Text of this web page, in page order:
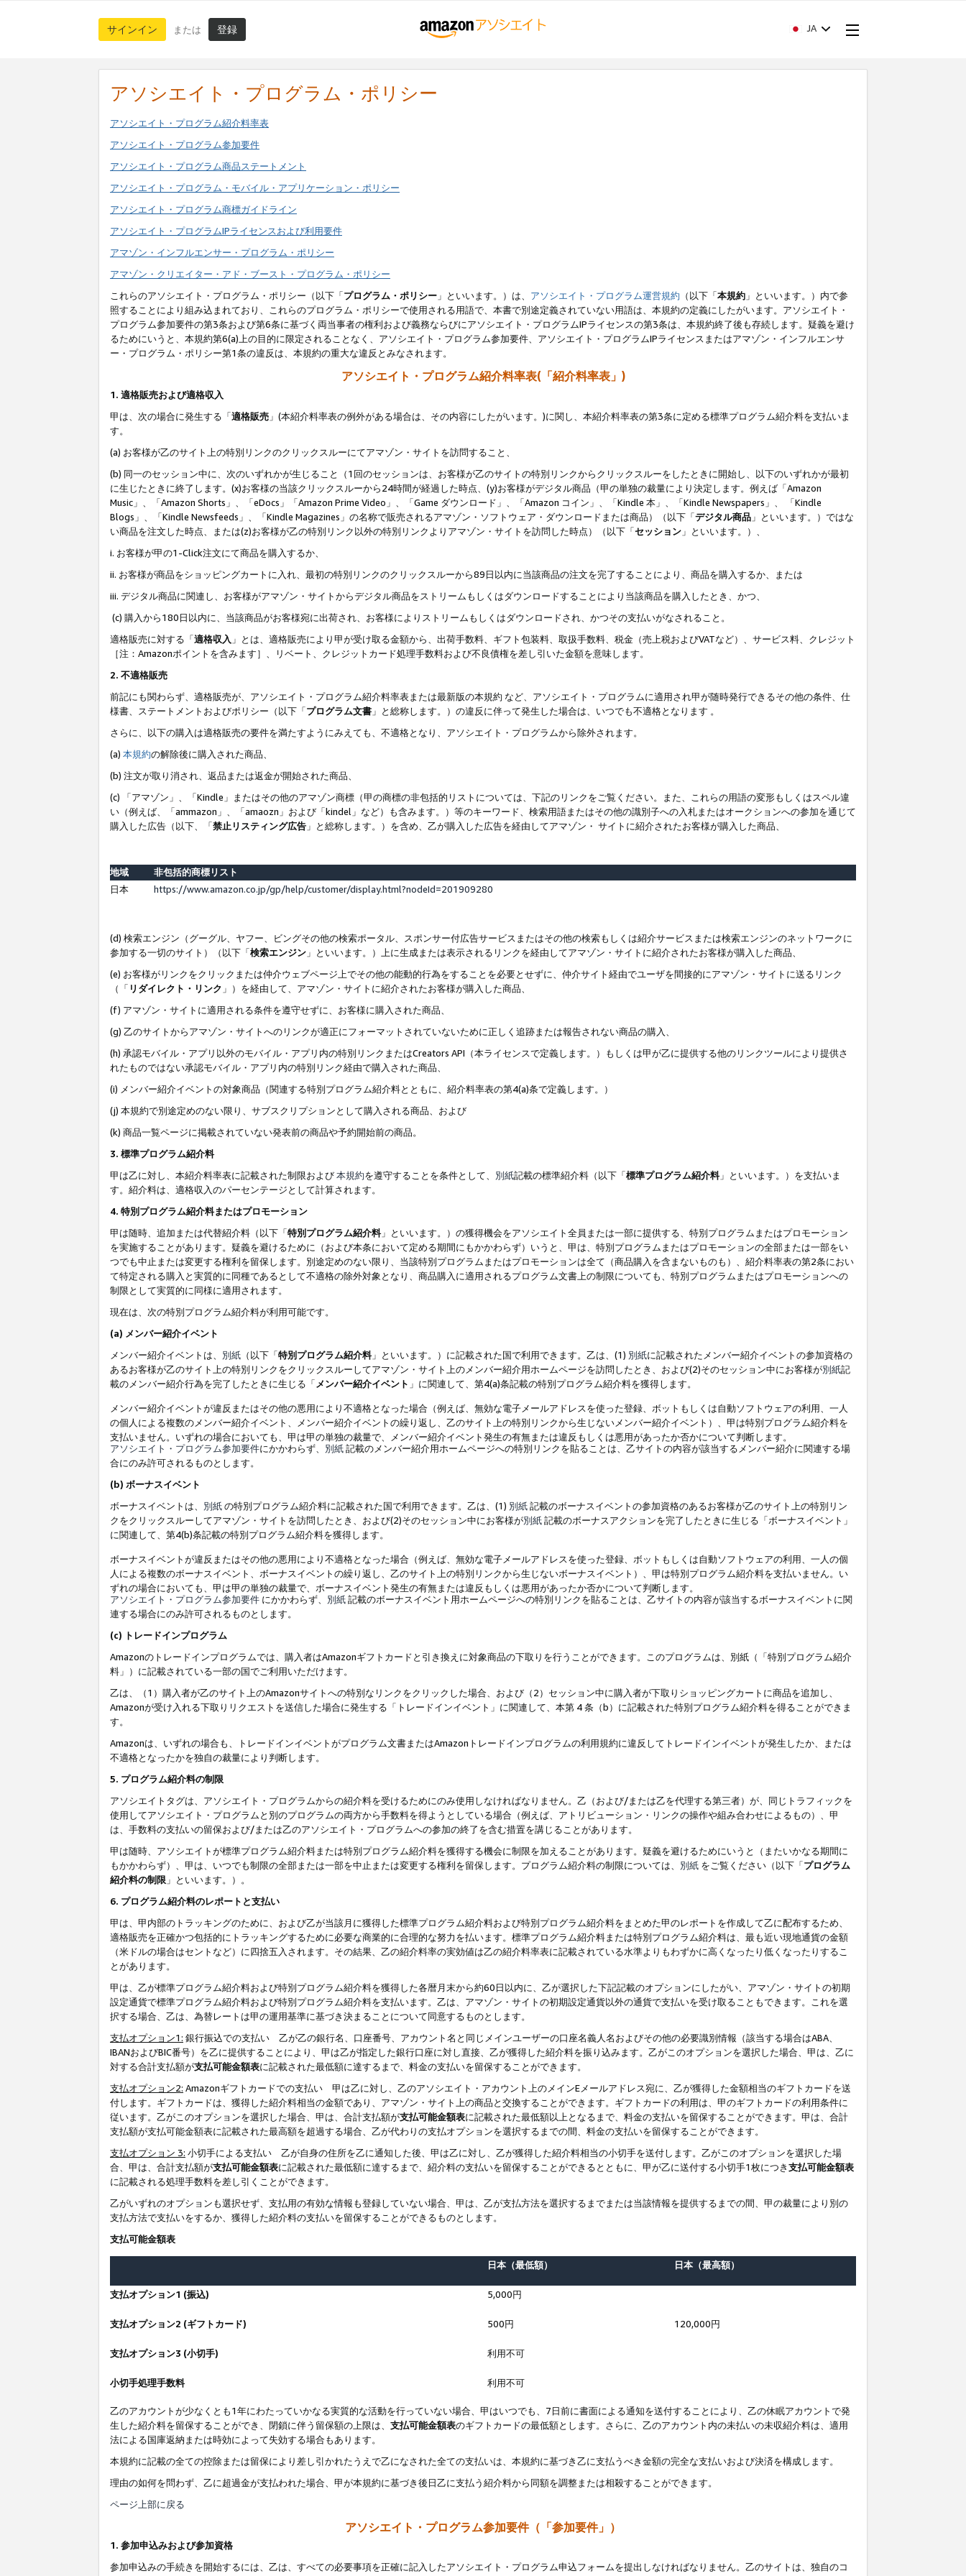
サインイン または 登録 JA
アソシエイト・プログラム・ポリシー
アソシエイト・プログラム紹介料率表
アソシエイト・プログラム参加要件
アソシエイト・プログラム商品ステートメント
アソシエイト・プログラム・モバイル・アプリケーション・ポリシー
アソシエイト・プログラム商標ガイドライン
アソシエイト・プログラムIPライセンスおよび利用要件
アマゾン・インフルエンサー・プログラム・ポリシー
アマゾン・クリエイター・アド・ブースト・プログラム・ポリシー
これらのアソシエイト・プログラム・ポリシー（以下「プログラム・ポリシー 」といいます。）は、 アソシエイト・プログラム運営規約 （以下「本規約 」といいます。）内で参
照することにより組み込まれており、これらのプログラム・ポリシーで使用される用語で、本書で別途定義されていない用語は、本規約の定義にしたがいます。アソシエイト・
プログラム参加要件の第3条および第6条に基づく両当事者の権利および義務ならびにアソシエイト・プログラムIPライセンスの第3条は、本規約終了後も存続します。疑義を避け
るためにいうと、本規約第6(a)上の目的に限定されることなく、アソシエイト・プログラム参加要件、アソシエイト・プログラムIPライセンスまたはアマゾン・インフルエンサ
ー・プログラム・ポリシー第1条の違反は、本規約の重大な違反とみなされます。
アソシエイト・プログラム紹介料率表(「紹介料率表」)
1. 適格販売および適格収入
甲は、次の場合に発生する「適格販売 」(本紹介料率表の例外がある場合は、その内容にしたがいます。)に関し、本紹介料率表の第3条に定める標準プログラム紹介料を支払いま
す。
(a) お客様が乙のサイト上の特別リンクのクリックスルーにてアマゾン・サイトを訪問すること、
(b) 同一のセッション中に、次のいずれかが生じること（1回のセッションは、お客様が乙のサイトの特別リンクからクリックスルーをしたときに開始し、以下のいずれかが最初
に生じたときに終了します。(x)お客様の当該クリックスルーから24時間が経過した時点、(y)お客様がデジタル商品（甲の単独の裁量により決定します。例えば「Amazon
Music」、「Amazon Shorts」、「eDocs」「Amazon Prime Video」、「Game ダウンロード」、「Amazon コイン」、「Kindle 本」、「Kindle Newspapers」、 「Kindle
Blogs」、「Kindle Newsfeeds」、「Kindle Magazines」の名称で販売されるアマゾン・ソフトウェア・ダウンロードまたは商品）（以下「デジタル商品 」といいます。）ではな
い商品を注文した時点、または(z)お客様が乙の特別リンク以外の特別リンクよりアマゾン・サイトを訪問した時点）（以下「セッション 」といいます。）、
i. お客様が甲の1-Click注文にて商品を購入するか、
ii. お客様が商品をショッピングカートに入れ、最初の特別リンクのクリックスルーから89日以内に当該商品の注文を完了することにより、商品を購入するか、または
iii. デジタル商品に関連し、お客様がアマゾン・サイトからデジタル商品をストリームもしくはダウンロードすることにより当該商品を購入したとき、かつ、
(c) 購入から180日以内に、当該商品がお客様宛に出荷され、お客様によりストリームもしくはダウンロードされ、かつその支払いがなされること。
適格販売に対する「適格収入 」とは、適格販売により甲が受け取る金額から、出荷手数料、ギフト包装料、取扱手数料、税金（売上税およびVATなど）、サービス料、クレジット
［注：Amazonポイントを含みます］、リベート、クレジットカード処理手数料および不良債権を差し引いた金額を意味します。
2. 不適格販売
前記にも関わらず、適格販売が、アソシエイト・プログラム紹介料率表または最新版の本規約 など、アソシエイト・プログラムに適用され甲が随時発行できるその他の条件、仕
様書、ステートメントおよびポリシー（以下「プログラム文書 」と総称します。）の違反に伴って発生した場合は、いつでも不適格となります 。
さらに、以下の購入は適格販売の要件を満たすようにみえても、不適格となり、アソシエイト・プログラムから除外されます。
(a) 本規約の解除後に購入された商品、
(b) 注文が取り消され、返品または返金が開始された商品、
(c) 「アマゾン」、「Kindle」またはその他のアマゾン商標（甲の商標の非包括的リストについては、下記のリンクをご覧ください。また、これらの用語の変形もしくはスペル違
い（例えば、「ammazon」、「amaozn」および「kindel」など）も含みます。）等のキーワード、検索用語またはその他の識別子への入札またはオークションへの参加を通じて
購入した広告（以下、「禁止リスティング広告 」と総称します。）を含め、乙が購入した広告を経由してアマゾン・ サイトに紹介されたお客様が購入した商品、
地域
非包括的商標リスト
日本
https://www.amazon.co.jp/gp/help/customer/display.html?nodeId=201909280
(d) 検索エンジン（グーグル、ヤフー、ビングその他の検索ポータル、スポンサー付広告サービスまたはその他の検索もしくは紹介サービスまたは検索エンジンのネットワークに
参加する一切のサイト）（以下「検索エンジン 」といいます。）上に生成または表示されるリンクを経由してアマゾン・サイトに紹介されたお客様が購入した商品、
(e) お客様がリンクをクリックまたは仲介ウェブページ上でその他の能動的行為をすることを必要とせずに、仲介サイト経由でユーザを間接的にアマゾン・サイトに送るリンク
（「 リダイレクト・リンク 」）を経由して、アマゾン・サイトに紹介されたお客様が購入した商品、
(f) アマゾン・サイトに適用される条件を遵守せずに、お客様に購入された商品、
(g) 乙のサイトからアマゾン・サイトへのリンクが適正にフォーマットされていないために正しく追跡または報告されない商品の購入、
(h) 承認モバイル・アプリ以外のモバイル・アプリ内の特別リンクまたはCreators API（本ライセンスで定義します。）もしくは甲が乙に提供する他のリンクツールにより提供さ
れたものではない承認モバイル・アプリ内の特別リンク経由で購入された商品、
(i) メンバー紹介イベントの対象商品（関連する特別プログラム紹介料とともに、紹介料率表の第4(a)条で定義します。）
(j) 本規約で別途定めのない限り、サブスクリプションとして購入される商品、および
(k) 商品一覧ページに掲載されていない発表前の商品や予約開始前の商品。
3. 標準プログラム紹介料
甲は乙に対し、本紹介料率表に記載された制限および本規約を遵守することを条件として、 別紙記載の標準紹介料（以下「標準プログラム紹介料」といいます。）を支払いま
す。紹介料は、適格収入のパーセンテージとして計算されます。
4. 特別プログラム紹介料またはプロモーション
甲は随時、追加または代替紹介料（以下「特別プログラム紹介料」といいます。）の獲得機会をアソシエイト全員または一部に提供する、特別プログラムまたはプロモーション
を実施することがあります。疑義を避けるために（および本条において定める期間にもかかわらず）いうと、甲は、特別プログラムまたはプロモーションの全部または一部をい
つでも中止または変更する権利を留保します。別途定めのない限り、当該特別プログラムまたはプロモーションは全て（商品購入を含まないものも）、紹介料率表の第2条におい
て特定される購入と実質的に同種であるとして不適格の除外対象となり、商品購入に適用されるプログラム文書上の制限についても、特別プログラムまたはプロモーションへの
制限として実質的に同様に適用されます。
現在は、次の特別プログラム紹介料が利用可能です。
(a) メンバー紹介イベント
メンバー紹介イベントは、 別紙 （以下「特別プログラム紹介料」といいます。）に記載された国で利用できます。乙は、(1) 別紙に記載されたメンバー紹介イベントの参加資格の
あるお客様が乙のサイト上の特別リンクをクリックスルーしてアマゾン・サイト上のメンバー紹介用ホームページを訪問したとき、および(2)そのセッション中にお客様が別紙記
載のメンバー紹介行為を完了したときに生じる「 メンバー紹介イベント 」に関連して、第4(a)条記載の特別プログラム紹介料を獲得します。
メンバー紹介イベントが違反またはその他の悪用により不適格となった場合（例えば、無効な電子メールアドレスを使った登録、ボットもしくは自動ソフトウェアの利用、一人
の個人による複数のメンバー紹介イベント、メンバー紹介イベントの繰り返し、乙のサイト上の特別リンクから生じないメンバー紹介イベント）、甲は特別プログラム紹介料を
支払いません。いずれの場合においても、甲は甲の単独の裁量で、メンバー紹介イベント発生の有無または違反もしくは悪用があったか否かについて判断します。
アソシエイト・プログラム参加要件にかかわらず、 別紙記載のメンバー紹介用ホームページへの特別リンクを貼ることは、乙サイトの内容が該当するメンバー紹介に関連する場
合にのみ許可されるものとします。
(b) ボーナスイベント
ボーナスイベントは、 別紙の特別プログラム紹介料に記載された国で利用できます。乙は、(1) 別紙記載のボーナスイベントの参加資格のあるお客様が乙のサイト上の特別リン
クをクリックスルーしてアマゾン・サイトを訪問したとき、および(2)そのセッション中にお客様が別紙記載のボーナスアクションを完了したときに生じる「ボーナスイベント」
に関連して、第4(b)条記載の特別プログラム紹介料を獲得します。
ボーナスイベントが違反またはその他の悪用により不適格となった場合（例えば、無効な電子メールアドレスを使った登録、ボットもしくは自動ソフトウェアの利用、一人の個
人による複数のボーナスイベント、ボーナスイベントの繰り返し、乙のサイト上の特別リンクから生じないボーナスイベント）、甲は特別プログラム紹介料を支払いません。い
ずれの場合においても、甲は甲の単独の裁量で、ボーナスイベント発生の有無または違反もしくは悪用があったか否かについて判断します。
アソシエイト・プログラム参加要件 にかかわらず、 別紙記載のボーナスイベント用ホームページへの特別リンクを貼ることは、乙サイトの内容が該当するボーナスイベントに関
連する場合にのみ許可されるものとします。
(c) トレードインプログラム
Amazonのトレードインプログラムでは、購入者はAmazonギフトカードと引き換えに対象商品の下取りを行うことができます。このプログラムは、別紙（「特別プログラム紹介
料」）に記載されている一部の国でご利用いただけます。
乙は、（1）購入者が乙のサイト上のAmazonサイトへの特別なリンクをクリックした場合、および（2）セッション中に購入者が下取りショッピングカートに商品を追加し、
Amazonが受け入れる下取りリクエストを送信した場合に発生する「トレードインイベント」に関連して、本第 4 条（b）に記載された特別プログラム紹介料を得ることができま
す。
Amazonは、いずれの場合も、トレードインイベントがプログラム文書またはAmazonトレードインプログラムの利用規約に違反してトレードインイベントが発生したか、または
不適格となったかを独自の裁量により判断します。
5. プログラム紹介料の制限
アソシエイトタグは、アソシエイト・プログラムからの紹介料を受けるためにのみ使用しなければなりません。乙（および/または乙を代理する第三者）が、同じトラフィックを
使用してアソシエイト・プログラムと別のプログラムの両方から手数料を得ようとしている場合（例えば、アトリビューション・リンクの操作や組み合わせによるもの）、甲
は、手数料の支払いの留保および/または乙のアソシエイト・プログラムへの参加の終了を含む措置を講じることがあります。
甲は随時、アソシエイトが標準プログラム紹介料または特別プログラム紹介料を獲得する機会に制限を加えることがあります。疑義を避けるためにいうと（またいかなる期間に
もかかわらず）、甲は、いつでも制限の全部または一部を中止または変更する権利を留保します。プログラム紹介料の制限については、 別紙 をご覧ください（以下「プログラム
紹介料の制限 」といいます。）。
6. プログラム紹介料のレポートと支払い
甲は、甲内部のトラッキングのために、および乙が当該月に獲得した標準プログラム紹介料および特別プログラム紹介料をまとめた甲のレポートを作成して乙に配布するため、
適格販売を正確かつ包括的にトラッキングするために必要な商業的に合理的な努力を払います。標準プログラム紹介料または特別プログラム紹介料は、最も近い現地通貨の金額
（米ドルの場合はセントなど）に四捨五入されます。その結果、乙の紹介料率の実効値は乙の紹介料率表に記載されている水準よりもわずかに高くなったり低くなったりするこ
とがあります。
甲は、乙が標準プログラム紹介料および特別プログラム紹介料を獲得した各暦月末から約60日以内に、乙が選択した下記記載のオプションにしたがい、アマゾン・サイトの初期
設定通貨で標準プログラム紹介料および特別プログラム紹介料を支払います。乙は、アマゾン・サイトの初期設定通貨以外の通貨で支払いを受け取ることもできます。これを選
択する場合、乙は、為替レートは甲の運用基準に基づき決まることについて同意するものとします。
支払オプション1: 銀行振込での支払い 乙が乙の銀行名、口座番号、アカウント名と同じメインユーザーの口座名義人名およびその他の必要識別情報（該当する場合はABA、
IBANおよびBIC番号）を乙に提供することにより、甲は乙が指定した銀行口座に対し直接、乙が獲得した紹介料を振り込みます。乙がこのオプションを選択した場合、甲は、乙に
対する合計支払額が支払可能金額表に記載された最低額に達するまで、料金の支払いを留保することができます。
支払オプション2: Amazonギフトカードでの支払い 甲は乙に対し、乙のアソシエイト・アカウント上のメインEメールアドレス宛に、乙が獲得した金額相当のギフトカードを送
付します。ギフトカードは、獲得した紹介料相当の金額であり、アマゾン・サイト上の商品と交換することができます。ギフトカードの利用は、甲のギフトカードの利用条件に
従います。乙がこのオプションを選択した場合、甲は、合計支払額が支払可能金額表に記載された最低額以上となるまで、料金の支払いを留保することができます。甲は、合計
支払額が支払可能金額表に記載された最高額を超過する場合、乙が代わりの支払オプションを選択するまでの間、料金の支払いを留保することができます。
支払オプション 3: 小切手による支払い 乙が自身の住所を乙に通知した後、甲は乙に対し、乙が獲得した紹介料相当の小切手を送付します。乙がこのオプションを選択した場
合、甲は、合計支払額が支払可能金額表に記載された最低額に達するまで、紹介料の支払いを留保することができるとともに、甲が乙に送付する小切手1枚につき支払可能金額表
に記載される処理手数料を差し引くことができます。
乙がいずれのオプションも選択せず、支払用の有効な情報も登録していない場合、甲は、乙が支払方法を選択するまでまたは当該情報を提供するまでの間、甲の裁量により別の
支払方法で支払いをするか、獲得した紹介料の支払いを留保することができるものとします。
支払可能金額表
日本（最低額） 日本（最高額）
支払オプション1 (振込) 5,000円
支払オプション2 (ギフトカード) 500円 120,000円
支払オプション3 (小切手) 利用不可
小切手処理手数料 利用不可
乙のアカウントが少なくとも1年にわたっていかなる実質的な活動を行っていない場合、甲はいつでも、7日前に書面による通知を送付することにより、乙の休眠アカウントで発
生した紹介料を留保することができ、閉鎖に伴う留保額の上限は、 支払可能金額表のギフトカードの最低額とします。さらに、乙のアカウント内の未払いの未収紹介料は、適用
法による国庫返納または時効によって失効する場合もあります。
本規約に記載の全ての控除または留保により差し引かれたうえで乙になされた全ての支払いは、本規約に基づき乙に支払うべき金額の完全な支払いおよび決済を構成します。
理由の如何を問わず、乙に超過金が支払われた場合、甲が本規約に基づき後日乙に支払う紹介料から同額を調整または相殺することができます。
ページ上部に戻る
アソシエイト・プログラム参加要件（「参加要件」）
1. 参加申込みおよび参加資格
参加申込みの手続きを開始するには、乙は、すべての必要事項を正確に記入したアソシエイト・プログラム申込フォームを提出しなければなりません。乙のサイトは、独自のコ